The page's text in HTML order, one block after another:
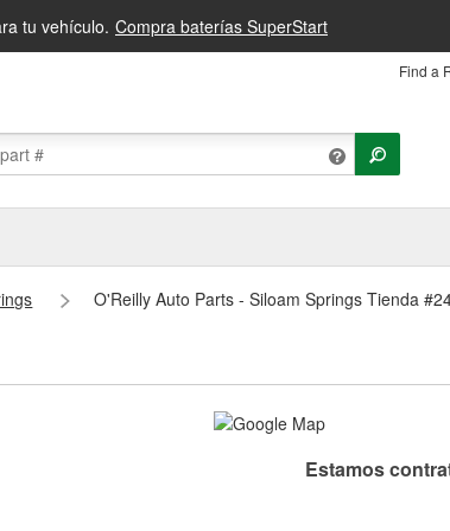
tu vehículo. Compra baterías SuperStart
Find a
O'Reilly Auto Parts - Siloam Springs Tienda
Estamos